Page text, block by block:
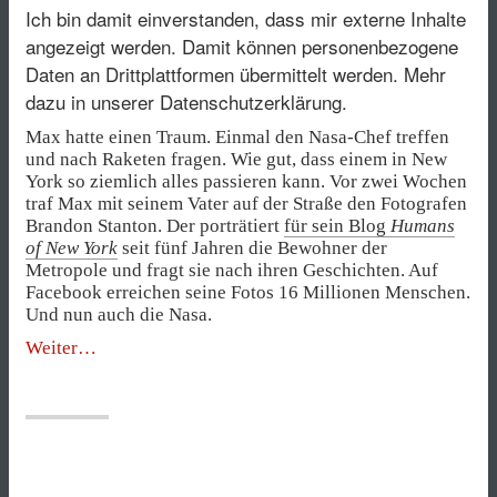
Ich bin damit einverstanden, dass mir externe Inhalte
angezeigt werden. Damit können personenbezogene
Daten an Drittplattformen übermittelt werden. Mehr
dazu in unserer Datenschutzerklärung.
Max hatte einen Traum. Einmal den Nasa-Chef treffen
und nach Raketen fragen. Wie gut, dass einem in New
York so ziemlich alles passieren kann. Vor zwei Wochen
traf Max mit seinem Vater auf der Straße den Fotografen
Brandon Stanton. Der porträtiert für sein Blog Humans
of New York seit fünf Jahren die Bewohner der
Metropole und fragt sie nach ihren Geschichten. Auf
Facebook erreichen seine Fotos 16 Millionen Menschen.
Und nun auch die Nasa.
Weiter„„Ich
was